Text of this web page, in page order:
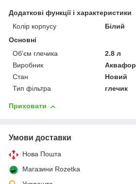
Додаткові функції і характеристики
Колір корпусу
Білий
Основні
Об'єм глечика
2.8 л
Виробник
Аквафор
Стан
Новий
Тип фільтра
глечик
Приховати
Умови доставки
Нова Пошта
Магазини Rozetka